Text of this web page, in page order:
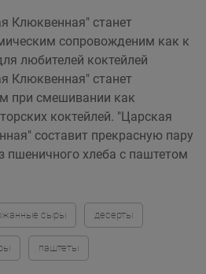
Клюквенная" станет
сопровожденим как к
любителей коктейлей
Клюквенная" станет
при смешивании как
коктейлей. "Царская
составит прекрасную пару
пшеничного хлеба с паштетом
сыры десерты
паштеты